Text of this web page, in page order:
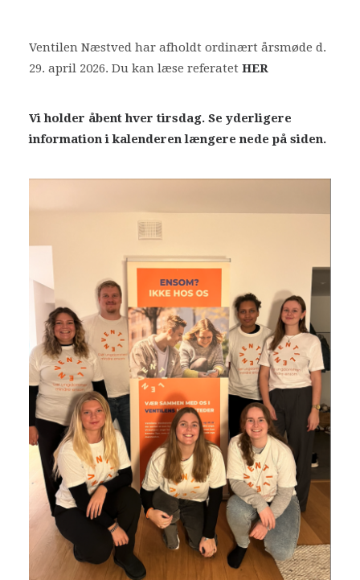
Ventilen Næstved har afholdt ordinært årsmøde d.
29. april 2026. Du kan læse referatet HER
Vi holder åbent hver tirsdag. Se yderligere
information i kalenderen længere nede på siden.